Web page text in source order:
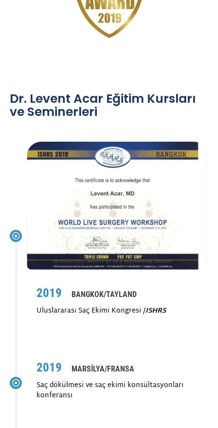
Dr. Levent Acar Eğitim Kursları
ve Seminerleri
2019 BANGKOK/TAYLAND
Uluslararası Saç Ekimi Kongresi /ISHRS
2019 MARSILYA/FRANSA
Saç dökülmesi ve saç ekimi konsültasyonları
konferansı